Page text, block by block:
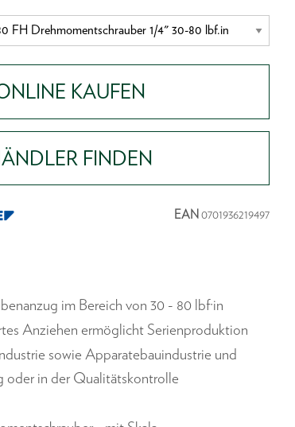
KAUFEN
FINDEN
EAN0701936219497
im Bereich von 30 - 80 lbf·in
Anziehen ermöglicht Serienproduktion
sowie Apparatebauindustrie und
oder in der Qualitätskontrolle